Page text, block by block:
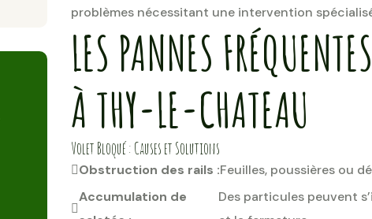
problèmes nécessitant une intervention
LES PANNES
À THY-LE-CHATEAU
Volet Bloqué : Causes et Solutions
Obstruction des rails :Feuilles, poussières ou
Accumulation de
Des particules peuvent